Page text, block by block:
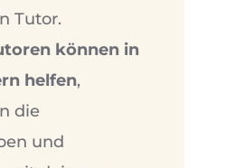
Tutor.
können in
helfen,
die
und